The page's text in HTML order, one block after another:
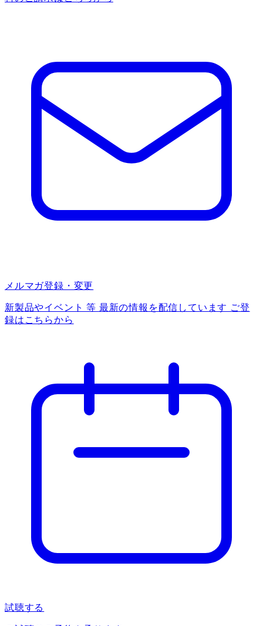
メルマガ登録・変更
新製品やイベント 等 最新の情報を配信しています ご登
録はこちらから
試聴する